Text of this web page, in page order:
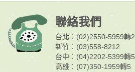
聯絡我們
台北：(02)2550-5959轉2
新竹：(03)558-8212
台中：(04)2202-5399轉5
高雄：(07)350-1959轉5